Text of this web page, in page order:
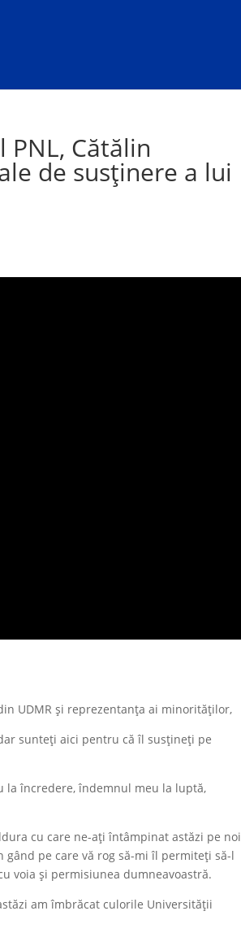
Cătălin
de susținere a lui
UDMR și reprezentanța ai minorităților,
sunteți aici pentru că îl susțineți pe
la încredere, îndemnul meu la luptă,
cu care ne-ați întâmpinat astăzi pe noi
pe care vă rog să-mi îl permiteți să-l
voia și permisiunea dumneavoastră.
am îmbrăcat culorile Universității